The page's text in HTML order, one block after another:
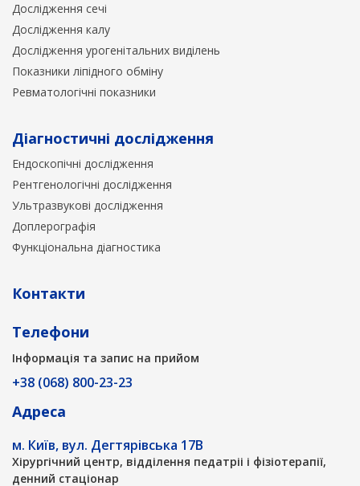
Дослідження сечі
Дослідження калу
Дослідження урогенітальних виділень
Показники ліпідного обміну
Ревматологічні показники
Діагностичні дослідження
Ендоскопічні дослідження
Рентгенологічні дослідження
Ультразвукові дослідження
Доплерографія
Функціональна діагностика
Контакти
Телефони
Інформація та запис на прийом
+38 (068) 800-23-23
Адреса
м. Київ, вул. Дегтярівська 17В
Хірургічний центр, відділення педатріі і фізіотерапії,
денний стаціонар